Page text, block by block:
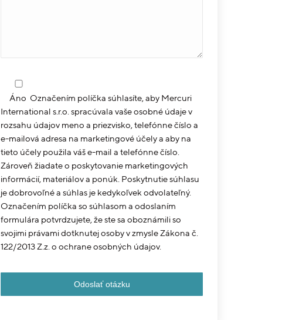
Áno Označením políčka súhlasíte, aby Mercuri
International s.r.o. spracúvala vaše osobné údaje v
rozsahu údajov meno a priezvisko, telefónne číslo a
e-mailová adresa na marketingové účely a aby na
tieto účely použila váš e-mail a telefónne číslo.
Zároveň žiadate o poskytovanie marketingových
informácií, materiálov a ponúk. Poskytnutie súhlasu
je dobrovoľné a súhlas je kedykoľvek odvolateľný.
Označením políčka so súhlasom a odoslaním
formulára potvrdzujete, že ste sa oboznámili so
svojimi právami dotknutej osoby v zmysle Zákona č.
122/2013 Z.z. o ochrane osobných údajov.